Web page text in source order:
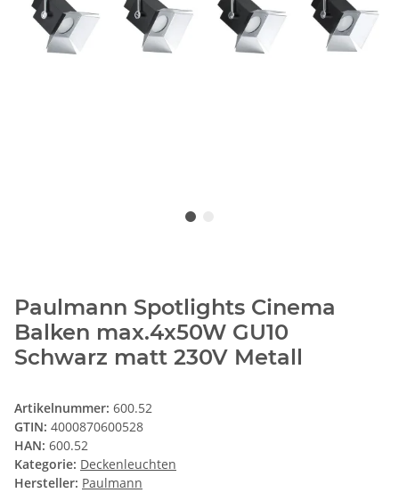
Paulmann Spotlights Cinema
Balken max.4x50W GU10
Schwarz matt 230V Metall
Artikelnummer: 600.52
GTIN: 4000870600528
HAN: 600.52
Kategorie: Deckenleuchten
Hersteller: Paulmann